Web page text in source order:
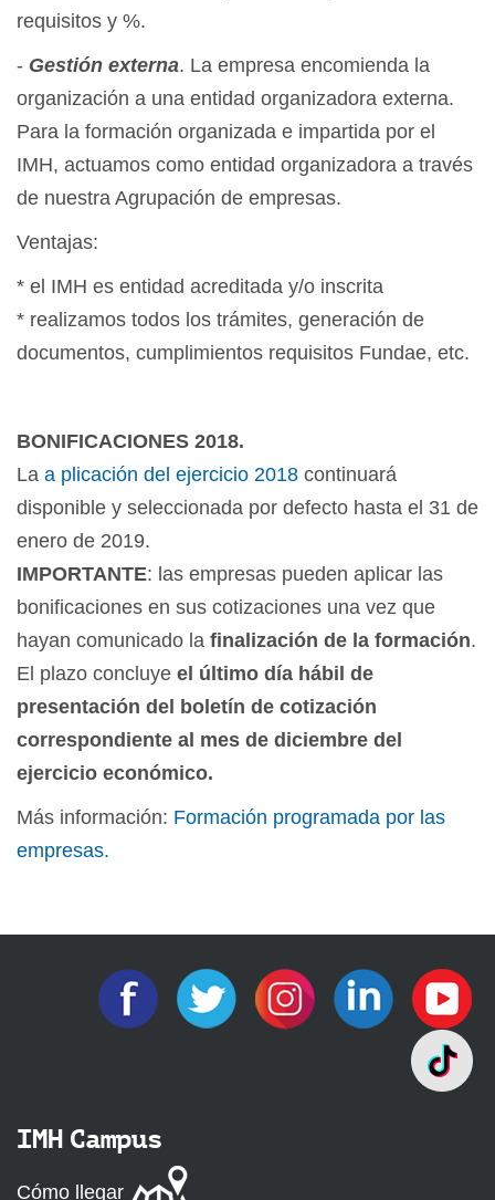
requisitos y %.
- Gestión externa. La empresa encomienda la
organización a una entidad organizadora externa.
Para la formación organizada e impartida por el
IMH, actuamos como entidad organizadora a través
de nuestra Agrupación de empresas.
Ventajas:
* el IMH es entidad acreditada y/o inscrita
* realizamos todos los trámites, generación de
documentos, cumplimientos requisitos Fundae, etc.
BONIFICACIONES 2018.
La a plicación del ejercicio 2018 continuará
disponible y seleccionada por defecto hasta el 31 de
enero de 2019.
IMPORTANTE: las empresas pueden aplicar las
bonificaciones en sus cotizaciones una vez que
hayan comunicado la finalización de la formación.
El plazo concluye el último día hábil de
presentación del boletín de cotización
correspondiente al mes de diciembre del
ejercicio económico.
Más información: Formación programada por las
empresas.
IMH Campus
Cómo llegar